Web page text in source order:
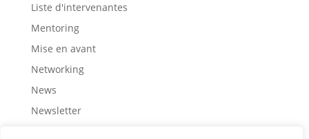
Liste d'intervenantes
Mentoring
Mise en avant
Networking
News
Newsletter